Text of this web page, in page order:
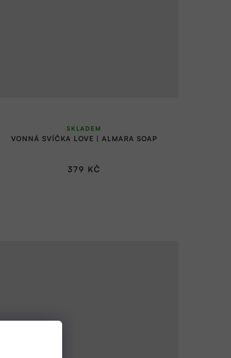
VONNÁ SVÍČKA LOVE | ALMARA SOAP
SKLADEM
379 KČ